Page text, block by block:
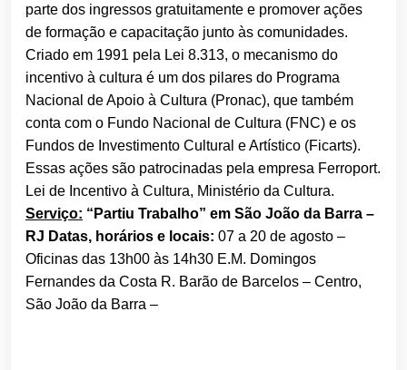
parte dos ingressos gratuitamente e promover ações
de formação e capacitação junto às comunidades.
Criado em 1991 pela Lei 8.313, o mecanismo do
incentivo à cultura é um dos pilares do Programa
Nacional de Apoio à Cultura (Pronac), que também
conta com o Fundo Nacional de Cultura (FNC) e os
Fundos de Investimento Cultural e Artístico (Ficarts).
Essas ações são patrocinadas pela empresa Ferroport.
Lei de Incentivo à Cultura, Ministério da Cultura.
Serviço: “Partiu Trabalho” em São João da Barra –
RJ Datas, horários e locais: 07 a 20 de agosto –
Oficinas das 13h00 às 14h30 E.M. Domingos
Fernandes da Costa R. Barão de Barcelos – Centro,
São João da Barra –